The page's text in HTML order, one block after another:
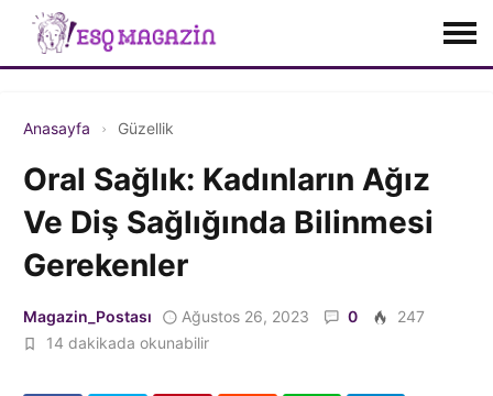
Anasayfa Güzellik
Oral Sağlık: Kadınların Ağız
Ve Diş Sağlığında Bilinmesi
Gerekenler
Magazin_Postası Ağustos 26, 2023 0
247
14 dakikada okunabilir